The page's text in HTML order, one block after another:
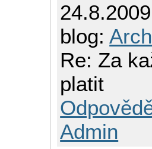
blog:
Re: Za
platit
Admin